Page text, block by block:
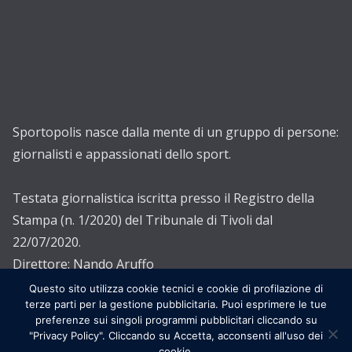
Sportopolis nasce dalla mente di un gruppo di persone:
giornalisti e appassionati dello sport.
Testata giornalistica iscritta presso il Registro della
Stampa (n. 1/2020) del Tribunale di Tivoli dal
22/07/2020.
Direttore: Nando Aruffo
Editore: Associazione Sportopolis ETS
Copyright © 2026Sportopolis. Creato conColorMagand
WordPress
Questo sito utilizza cookie tecnici e cookie di profilazione di
terze parti per la gestione pubblicitaria. Puoi esprimere le tue
preferenze sui singoli programmi pubblicitari cliccando su
"Privacy Policy". Cliccando su Accetta, acconsenti all'uso dei